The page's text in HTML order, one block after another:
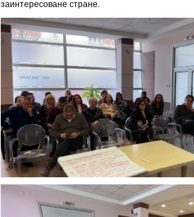
заинтересоване стране.